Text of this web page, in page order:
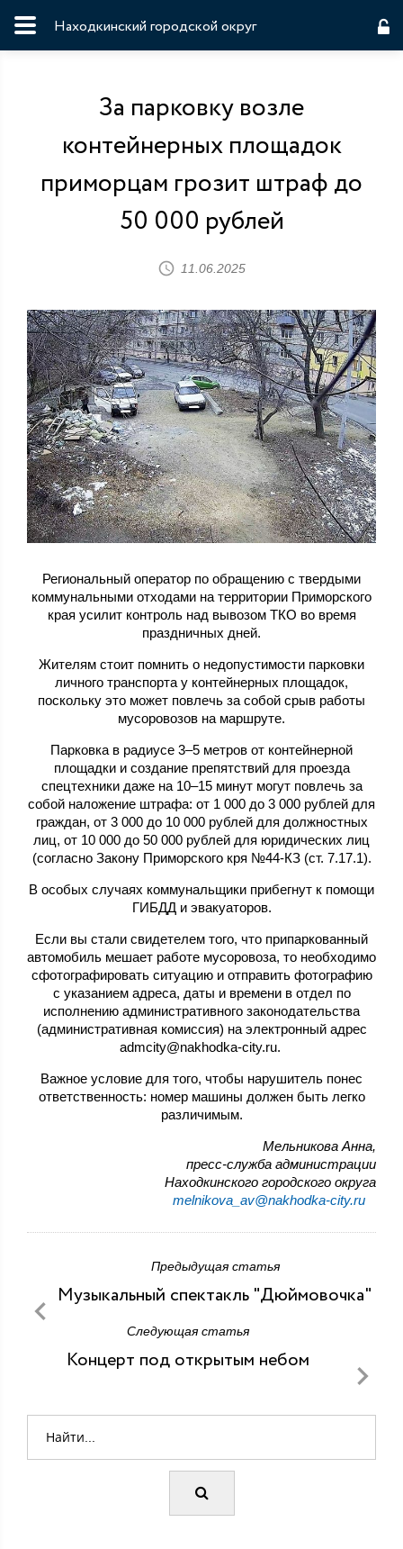
Находкинский городской округ
За парковку возле
контейнерных площадок
приморцам грозит штраф до
50 000 рублей
11.06.2025
Региональный оператор по обращению с твердыми
коммунальными отходами на территории Приморского
края усилит контроль над вывозом ТКО во время
праздничных дней.
Жителям стоит помнить о недопустимости парковки
личного транспорта у контейнерных площадок,
поскольку это может повлечь за собой срыв работы
мусоровозов на маршруте.
Парковка в радиусе 3–5 метров от контейнерной
площадки и создание препятствий для проезда
спецтехники даже на 10–15 минут могут повлечь за
собой наложение штрафа: от 1 000 до 3 000 рублей для
граждан, от 3 000 до 10 000 рублей для должностных
лиц, от 10 000 до 50 000 рублей для юридических лиц
(согласно Закону Приморского кря №44-КЗ (ст. 7.17.1).
В особых случаях коммунальщики прибегнут к помощи
ГИБДД и эвакуаторов.
Если вы стали свидетелем того, что припаркованный
автомобиль мешает работе мусоровоза, то необходимо
сфотографировать ситуацию и отправить фотографию
с указанием адреса, даты и времени в отдел по
исполнению административного законодательства
(административная комиссия) на электронный адрес
admcity@nakhodka-city.ru.
Важное условие для того, чтобы нарушитель понес
ответственность: номер машины должен быть легко
различимым.
Мельникова Анна,
пресс-служба администрации
Находкинского городского округа
melnikova_av@nakhodka-city.ru
Предыдущая статья
Музыкальный спектакль "Дюймовочка"
Следующая статья
Концерт под открытым небом